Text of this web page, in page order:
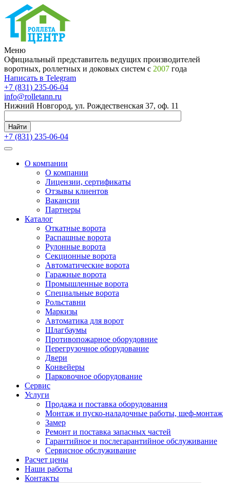
Меню
Официальный представитель ведущих производителей
воротных, роллетных и доковых систем с 2007 года
Написать в Telegram
+7 (831) 235-06-04
info@rolletann.ru
Нижний Новгород, ул. Рождественская 37, оф. 11
Найти
+7 (831) 235-06-04
О компании
О компании
Лицензии, сертификаты
Отзывы клиентов
Вакансии
Партнеры
Каталог
Откатные ворота
Распашные ворота
Рулонные ворота
Секционные ворота
Автоматические ворота
Гаражные ворота
Промышленные ворота
Специальные ворота
Рольставни
Маркизы
Автоматика для ворот
Шлагбаумы
Противопожарное оборудовние
Перегрузочное оборудование
Двери
Конвейеры
Парковочное оборудование
Сервис
Услуги
Продажа и поставка оборудования
Монтаж и пуско-наладочные работы, шеф-монтаж
Замер
Ремонт и поставка запасных частей
Гарантийное и послегарантийное обслуживание
Сервисное обслуживание
Расчет цены
Наши работы
Контакты